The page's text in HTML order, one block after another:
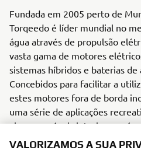
Fundada em 2005 perto de
Torqeedo é líder mundial no
água através de propulsão
vasta gama de motores
sistemas híbridos e baterias de
Concebidos para facilitar a
estes motores fora de borda
uma série de aplicações
vias navegáveis interiores e
VALORIZAMOS A SUA